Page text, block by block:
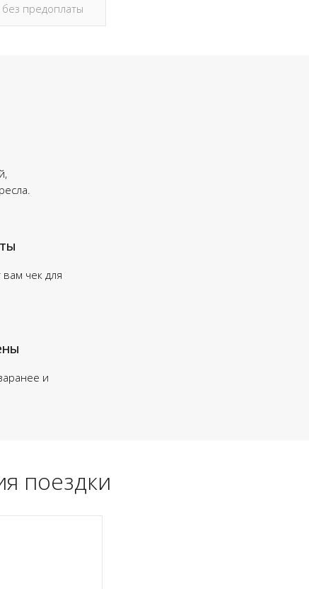
предоплаты
чек для
и
поездки